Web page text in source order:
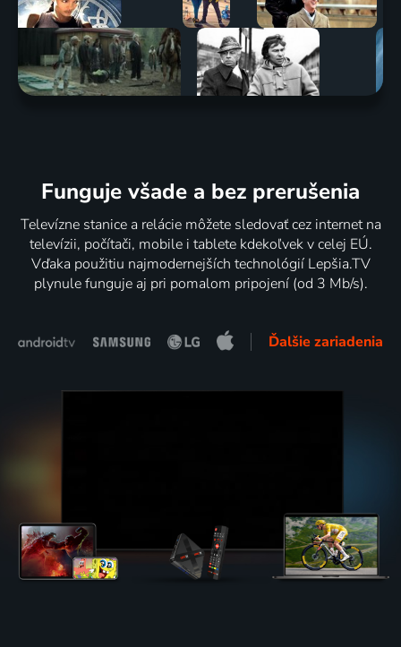
Funguje všade a bez prerušenia
Televízne stanice a relácie môžete sledovať cez internet na
televízii, počítači, mobile i tablete kdekoľvek v celej EÚ.
Vďaka použitiu najmodernejších technológií Lepšia.TV
plynule funguje aj pri pomalom pripojení (od 3 Mb/s).
Ďalšie zariadenia